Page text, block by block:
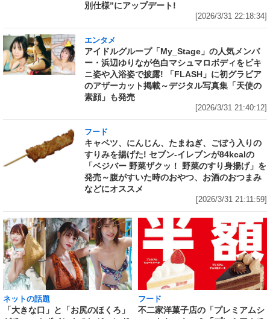
別仕様”にアップデート!
[2026/3/31 22:18:34]
エンタメ
アイドルグループ「My_Stage」の人気メンバ
ー・浜辺ゆりなが色白マシュマロボディをビキ
ニ姿や入浴姿で披露! 「FLASH」に初グラビア
のアザーカット掲載～デジタル写真集「天使の
素顔」も発売
[2026/3/31 21:40:12]
フード
キャベツ、にんじん、たまねぎ、ごぼう入りの
すりみを揚げた! セブン‐イレブンが84kcalの
「ベジバー 野菜ザクッ！ 野菜のすり身揚げ」を
発売～腹がすいた時のおやつ、お酒のおつまみ
などにオススメ
[2026/3/31 21:11:59]
ネットの話題
「大きな口」と「お尻のほくろ」
フード
不二家洋菓子店の「プレミアムシ